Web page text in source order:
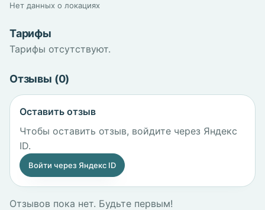
Нет данных о локациях
Тарифы
Тарифы отсутствуют.
Отзывы (0)
Оставить отзыв
Чтобы оставить отзыв, войдите через Яндекс
ID.
Войти через Яндекс ID
Отзывов пока нет. Будьте первым!